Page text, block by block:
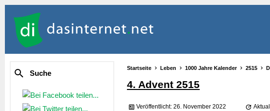
Suche
Startseite Leben 1000 Jahre Kalender 2515
4. Advent 2515
Veröffentlicht: 26. November 2022